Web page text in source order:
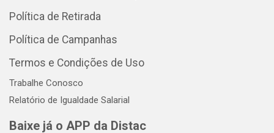
Política de Retirada
Política de Campanhas
Termos e Condições de Uso
Trabalhe Conosco
Relatório de Igualdade Salarial
Baixe já o APP da Distac